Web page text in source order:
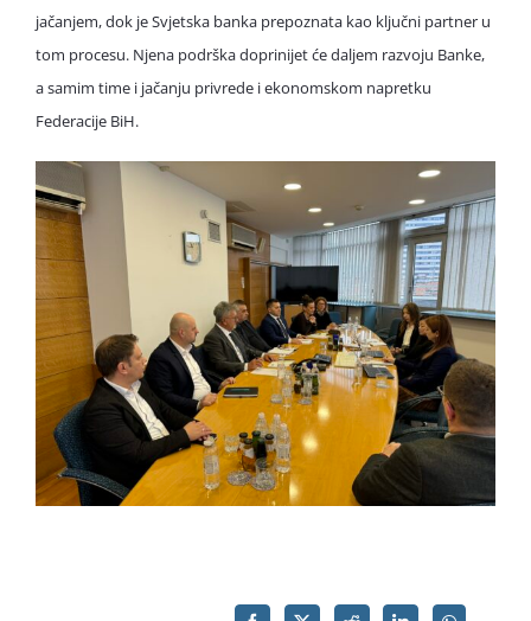
jačanjem, dok je Svjetska banka prepoznata kao ključni partner u
tom procesu. Njena podrška doprinijet će daljem razvoju Banke,
a samim time i jačanju privrede i ekonomskom napretku
Federacije BiH.